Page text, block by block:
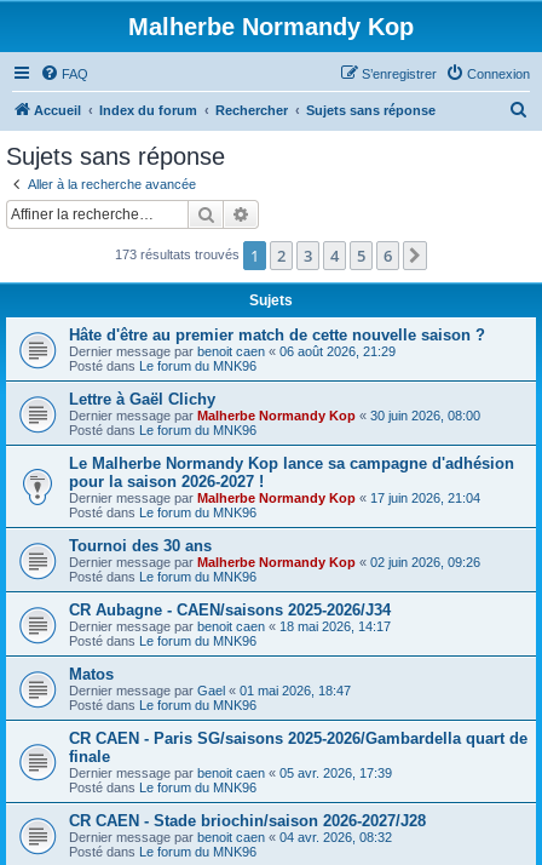
Malherbe Normandy Kop
FAQ Connexion
S’enregistrer
Accueil Index du forum Rechercher Sujets sans réponse
c
Sujets sans réponse
Aller à la recherche avancée
Rechercher
173 résultats trouvés 1 2 3 4 5 6
Sujets
Hâte d'être au premier match de cette nouvelle saison ?
Dernier message par benoit caen « 06 août 2026, 21:29
Posté dans Le forum du MNK96
Lettre à Gaël Clichy
Dernier message par Malherbe Normandy Kop « 30 juin 2026, 08:00
Posté dans Le forum du MNK96
Le Malherbe Normandy Kop lance sa campagne d'adhésion
pour la saison 2026-2027 !
Dernier message par Malherbe Normandy Kop « 17 juin 2026, 21:04
Posté dans Le forum du MNK96
Tournoi des 30 ans
Dernier message par Malherbe Normandy Kop « 02 juin 2026, 09:26
Posté dans Le forum du MNK96
CR Aubagne - CAEN/saisons 2025-2026/J34
Dernier message par benoit caen « 18 mai 2026, 14:17
Posté dans Le forum du MNK96
Matos
Dernier message par Gael « 01 mai 2026, 18:47
Posté dans Le forum du MNK96
CR CAEN - Paris SG/saisons 2025-2026/Gambardella quart de
finale
Dernier message par benoit caen « 05 avr. 2026, 17:39
Posté dans Le forum du MNK96
CR CAEN - Stade briochin/saison 2026-2027/J28
Dernier message par benoit caen « 04 avr. 2026, 08:32
Posté dans Le forum du MNK96